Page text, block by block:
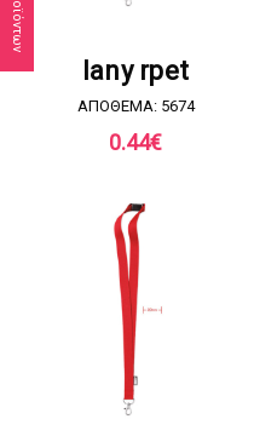
lany rpet
ΑΠΟΘΕΜΑ: 5674
0.44€